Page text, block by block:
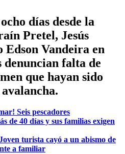
días desde la
Pretel, Jesús
Edson Vandeira en
falta de
que hayan sido
Seis pescadores
de 40 días y sus familias exigen
turista cayó a un abismo de
a familiar